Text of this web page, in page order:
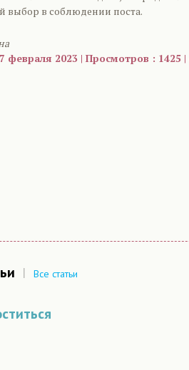
выбор в соблюдении поста.
февраля 2023 | Просмотров : 1425 |
| Все статьи